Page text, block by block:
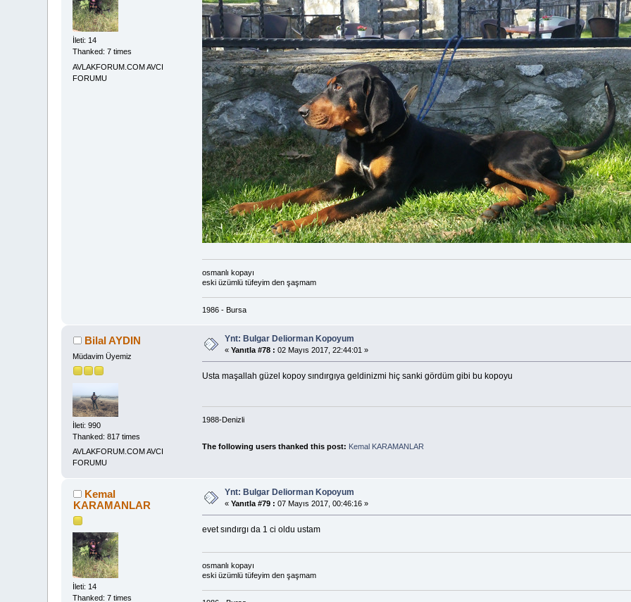
İleti: 14
Thanked: 7 times
AVLAKFORUM.COM AVCI
FORUMU
osmanlı kopayı
eski üzümlü tüfeyim den şaşmam
1986 - Bursa
Bilal AYDIN
Müdavim Üyemiz
İleti: 990
Thanked: 817 times
AVLAKFORUM.COM AVCI
FORUMU
Ynt: Bulgar Deliorman Kopoyum
«Yanıtla #78 : 02 Mayıs 2017, 22:44:01 »
Usta maşallah güzel kopoy sındırgıya geldinizmi hiç sanki gördüm gibi bu kopoyu
1988-Denizli
The following users thanked this post: Kemal KARAMANLAR
Kemal
KARAMANLAR
İleti: 14
Thanked: 7 times
Ynt: Bulgar Deliorman Kopoyum
«Yanıtla #79 : 07 Mayıs 2017, 00:46:16 »
evet sındırgı da 1 ci oldu ustam
osmanlı kopayı
eski üzümlü tüfeyim den şaşmam